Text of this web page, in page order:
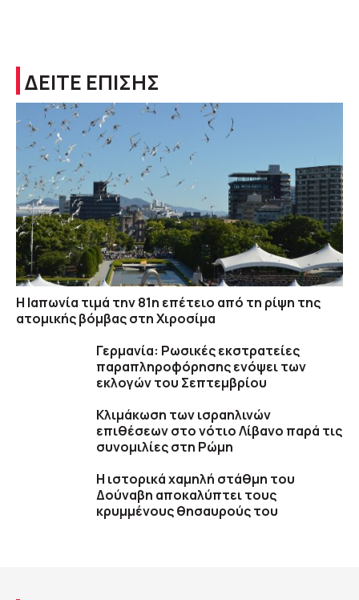
ΔΕΙΤΕ ΕΠΙΣΗΣ
Η Ιαπωνία τιμά την 81η επέτειο από τη ρίψη της
ατομικής βόμβας στη Χιροσίμα
Γερμανία: Ρωσικές εκστρατείες
παραπληροφόρησης ενόψει των
εκλογών του Σεπτεμβρίου
Κλιμάκωση των ισραηλινών
επιθέσεων στο νότιο Λίβανο παρά τις
συνομιλίες στη Ρώμη
Η ιστορικά χαμηλή στάθμη του
Δούναβη αποκαλύπτει τους
κρυμμένους θησαυρούς του